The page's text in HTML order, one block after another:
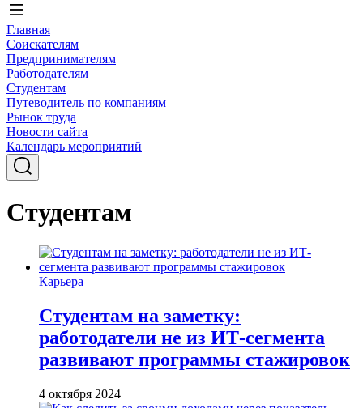
Главная
Соискателям
Предпринимателям
Работодателям
Студентам
Путеводитель по компаниям
Рынок труда
Новости сайта
Календарь мероприятий
Студентам
Карьера
Студентам на заметку:
работодатели не из ИТ-сегмента
развивают программы стажировок
4 октября 2024